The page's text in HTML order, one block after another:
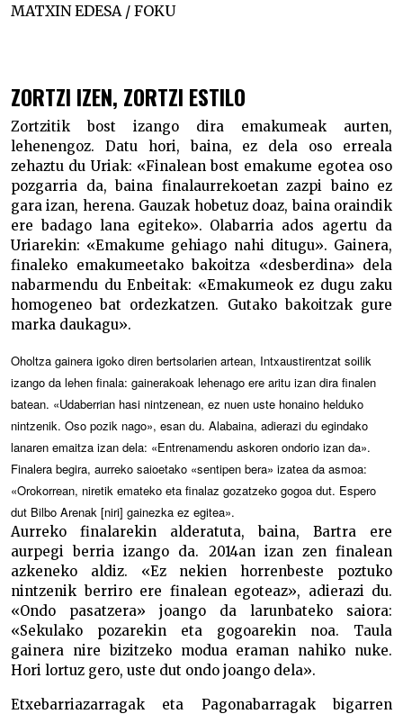
MATXIN EDESA / FOKU
ZORTZI IZEN, ZORTZI ESTILO
Zortzitik bost izango dira emakumeak aurten,
lehenengoz. Datu hori, baina, ez dela oso erreala
zehaztu du Uriak: «Finalean bost emakume egotea oso
pozgarria da, baina finalaurrekoetan zazpi baino ez
gara izan, herena. Gauzak hobetuz doaz, baina oraindik
ere badago lana egiteko». Olabarria ados agertu da
Uriarekin: «Emakume gehiago nahi ditugu». Gainera,
finaleko emakumeetako bakoitza «desberdina» dela
nabarmendu du Enbeitak: «Emakumeok ez dugu zaku
homogeneo bat ordezkatzen. Gutako bakoitzak gure
marka daukagu».
Oholtza gainera igoko diren bertsolarien artean, Intxaustirentzat soilik
izango da lehen finala: gainerakoak lehenago ere aritu izan dira finalen
batean. «Udaberrian hasi nintzenean, ez nuen uste honaino helduko
nintzenik. Oso pozik nago», esan du. Alabaina, adierazi du egindako
lanaren emaitza izan dela: «Entrenamendu askoren ondorio izan da».
Finalera begira, aurreko saioetako «sentipen bera» izatea da asmoa:
«Orokorrean, niretik emateko eta finalaz gozatzeko gogoa dut. Espero
dut Bilbo Arenak [niri] gainezka ez egitea».
Aurreko finalarekin alderatuta, baina, Bartra ere
aurpegi berria izango da. 2014an izan zen finalean
azkeneko aldiz. «Ez nekien horrenbeste poztuko
nintzenik berriro ere finalean egoteaz», adierazi du.
«Ondo pasatzera» joango da larunbateko saiora:
«Sekulako pozarekin eta gogoarekin noa. Taula
gainera nire bizitzeko modua eraman nahiko nuke.
Hori lortuz gero, uste dut ondo joango dela».
Etxebarriazarragak eta Pagonabarragak bigarren